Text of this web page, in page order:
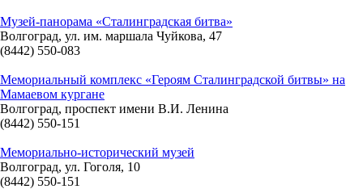
Музей-панорама «Сталинградская битва»
Волгоград, ул. им. маршала Чуйкова, 47
(8442) 550-083
Мемориальный комплекс «Героям Сталинградской битвы» на
Мамаевом кургане
Волгоград, проспект имени В.И. Ленина
(8442) 550-151
Мемориально-исторический музей
Волгоград, ул. Гоголя, 10
(8442) 550-151